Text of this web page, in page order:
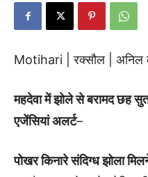
Motihari | रक्सौल | अनिल
महदेवा में झोले से बरामद छह
एजेंसियां अलर्ट–
पोखर किनारे संदिग्ध झोला